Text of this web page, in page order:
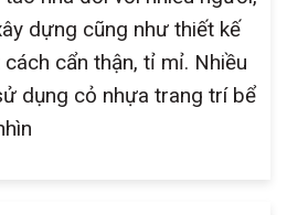
dựng cũng như thiết kế
cẩn thận, tỉ mỉ. Nhiều
dụng cỏ nhựa trang trí bể